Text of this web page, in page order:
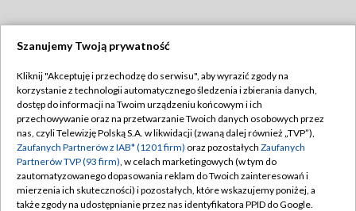
TVP
Abonament TVP
Emisja w TVP
Centrum informacji TVP
Naziemna Telewizja Cyfrowa
Regulamin TVP
Polityka prywatności
Moje zgody
Pomoc
Szanujemy Twoją prywatność
Kliknij "Akceptuję i przechodzę do serwisu", aby wyrazić zgody na
korzystanie z technologii automatycznego śledzenia i zbierania danych,
dostęp do informacji na Twoim urządzeniu końcowym i ich
przechowywanie oraz na przetwarzanie Twoich danych osobowych przez
nas, czyli Telewizję Polską S.A. w likwidacji (zwaną dalej również „TVP”),
Zaufanych Partnerów z IAB* (1201 firm) oraz pozostałych Zaufanych
Partnerów TVP (93 firm), w celach marketingowych (w tym do
zautomatyzowanego dopasowania reklam do Twoich zainteresowań i
mierzenia ich skuteczności) i pozostałych, które wskazujemy poniżej, a
także zgody na udostępnianie przez nas identyfikatora PPID do Google.